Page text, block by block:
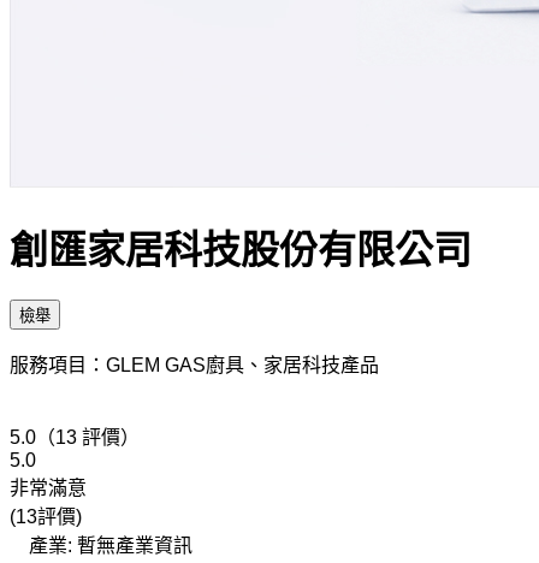
創匯家居科技股份有限公司
檢舉
服務項目：GLEM GAS廚具、家居科技產品
5.0（13 評價）
5.0
非常滿意
(13評價)
產業: 暫無產業資訊